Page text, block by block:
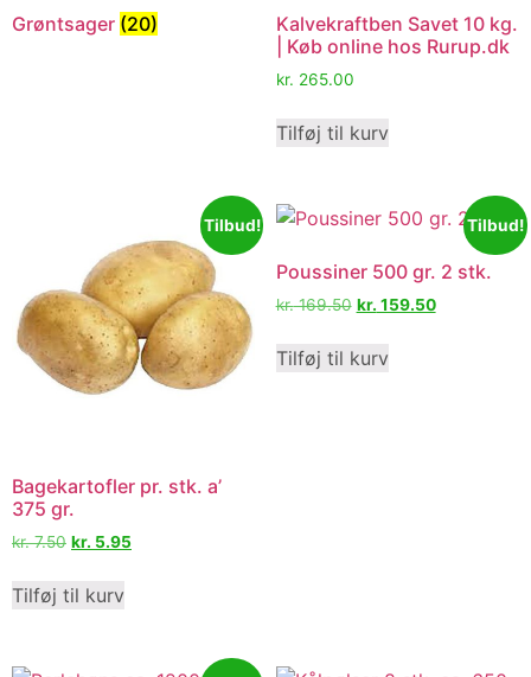
Grøntsager (20)
Kalvekraftben Savet 10 kg.
| Køb online hos Rurup.dk
kr. 265.00
Tilføj til kurv
Tilbud!
Bagekartofler pr. stk. a’
375 gr.
kr.7.50 kr. 5.95
Tilføj til kurv
Tilbud!
Poussiner 500 gr. 2 stk.
kr.169.50 kr. 159.50
Tilføj til kurv